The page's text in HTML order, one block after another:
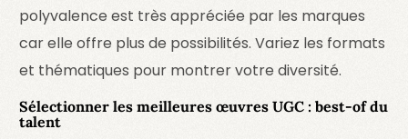
polyvalence est très appréciée par les marques
car elle offre plus de possibilités. Variez les formats
et thématiques pour montrer votre diversité.
Sélectionner les meilleures œuvres UGC : best-of du
talent